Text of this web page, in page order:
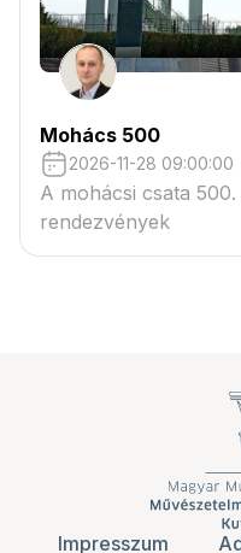
Mohács 500
2026-11-28 09:00:00
A mohácsi csata
rendezvények
Impresszum